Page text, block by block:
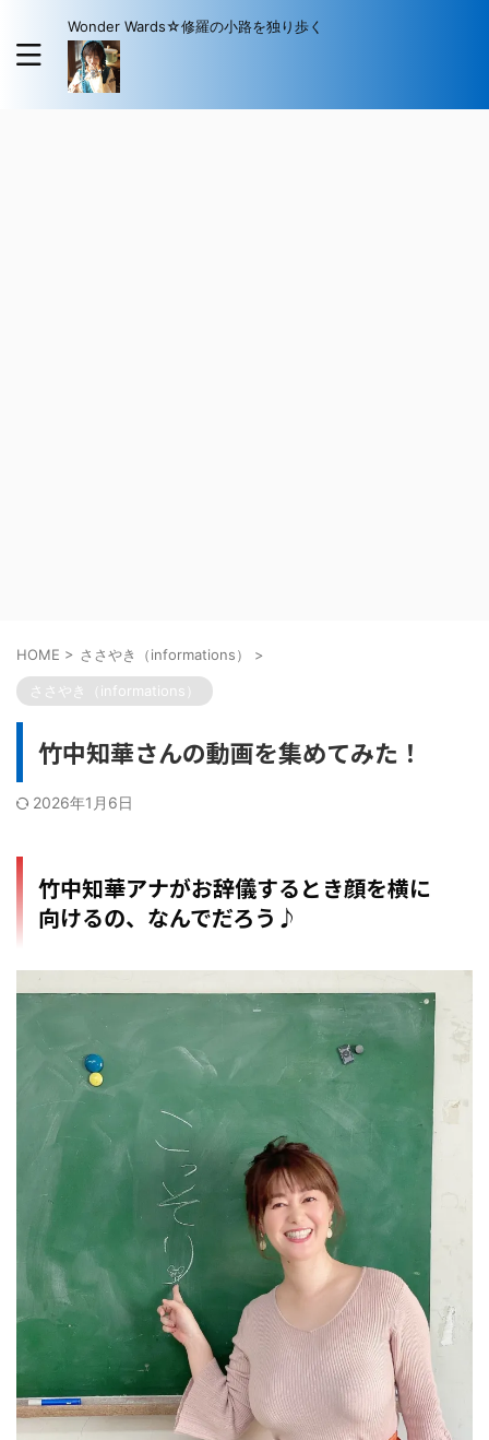
Wonder Wards☆修羅の小路を独り歩く
HOME > ささやき（informations） >
ささやき（informations）
竹中知華さんの動画を集めてみた！
2026年1月6日
竹中知華アナがお辞儀するとき顔を横に
向けるの、なんでだろう♪